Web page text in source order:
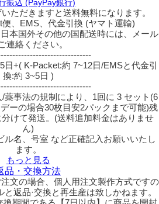
ただきますと送料無料になります。
、EMS、代金引換 (ヤマト運輸)
本国外その他の国配送時には、メール
連絡ください。
日+( K-Packet:約 7~12日/EMSと代金引
換:約 3~5日 )
薬事法の規制により、1回に 3 セット(6
ーの場合30枚目安2パックまで可能)残
けて発送。(送料追加料金はありませ
ん)
ル名、号室 など正確記入お願いいたし
ます。
もっと見る
品・交換方法
文の場合、個人用注文製作方式ですの
返品·交換と再生産は致しかねます。